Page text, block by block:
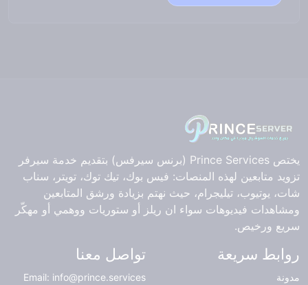
يختص Prince Services (برنس سيرفس) بتقديم خدمة سيرفر
تزويد متابعين لهذه المنصات: فيس بوك، تيك توك، تويتر، سناب
شات، يوتيوب، تيليجرام، حيث نهتم بزيادة ورشق المتابعين
ومشاهدات فيديوهات سواء ان ريلز أو ستوريات ووهمي أو مهكّر
سريع ورخيص.
روابط سريعة
مدونة
تواصل معنا
Email: info@prince.services